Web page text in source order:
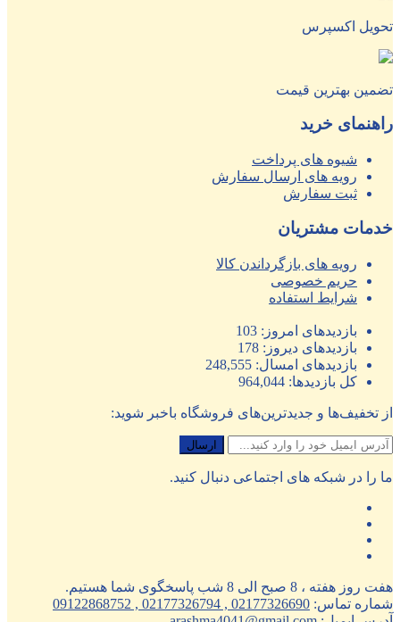
تحویل اکسپرس
تضمین بهترین قیمت
راهنمای خرید
شیوه های پرداخت
رویه های ارسال سفارش
ثبت سفارش
خدمات مشتریان
رویه های بازگرداندن کالا
حریم خصوصی
شرایط استفاده
بازدیدهای امروز: 103
بازدیدهای دیروز: 178
بازدیدهای امسال: 248,555
کل بازدیدها: 964,044
از تخفیف‌ها و جدیدترین‌های فروشگاه باخبر شوید:
ما را در شبکه های اجتماعی دنبال کنید.
هفت روز هفته ، 8 صبح الی 8 شب پاسخگوی شما هستیم.
شماره تماس: 02177326690 , 02177326794 , 09122868752